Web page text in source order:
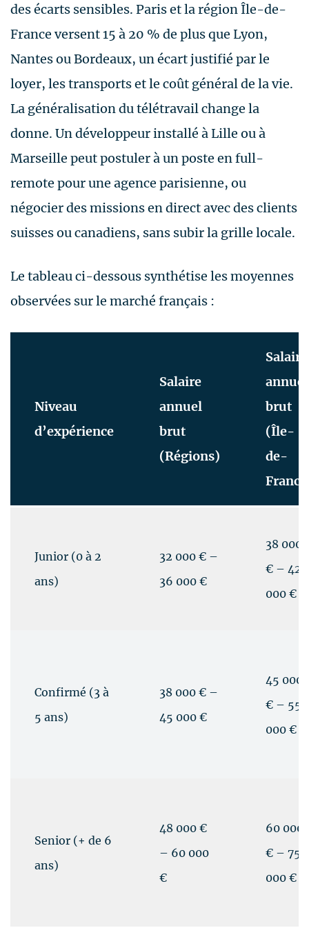
des écarts sensibles. Paris et la région Île-de-
France versent 15 à 20 % de plus que Lyon,
Nantes ou Bordeaux, un écart justifié par le
loyer, les transports et le coût général de la vie.
La généralisation du télétravail change la
donne. Un développeur installé à Lille ou à
Marseille peut postuler à un poste en full-
remote pour une agence parisienne, ou
négocier des missions en direct avec des clients
suisses ou canadiens, sans subir la grille locale.
Le tableau ci-dessous synthétise les moyennes
observées sur le marché français :
Niveau
d’expérience
Salaire
annuel
brut
(Régions)
Salaire
annuel
brut
(Île-
de-
Junior (0 à 2
ans)
32 000 € –
36 000 €
38 000
€ – 42
000 €
Confirmé (3 à
5 ans)
38 000 € –
45 000 €
45 000
€ – 55
000 €
Senior (+ de 6
ans)
48 000 €
– 60 000
€
60 000
€ – 75
000 € +